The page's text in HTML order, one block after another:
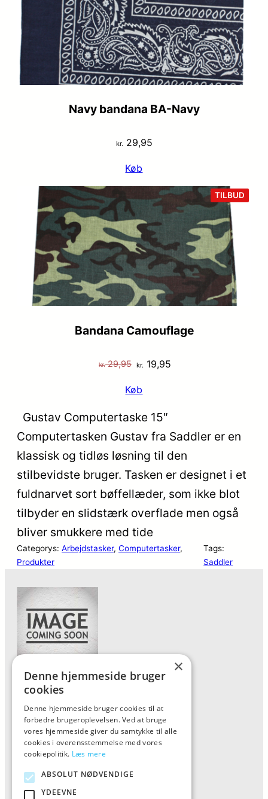
Navy bandana BA-Navy
kr.29,95
Køb
TILBUD
PÅ
Bandana Camouflage
kr.29,95 Den
pris
var:
kr. 19,95
Køb
Gustav Computertaske 15″
Computertasken Gustav fra Saddler er en
klassisk og tidløs løsning til den
stilbevidste bruger. Tasken er designet i et
fuldnarvet sort bøffellæder, som ikke blot
tilbyder en slidstærk overflade men også
bliver smukkere med tide
Categorys: Arbejdstasker, Computertasker
Produkter
Tags:
Saddler
Forside
Vis alle produkter
Kontakt
Oversigt artikler
ALFA
×
Denne hjemmeside bruger
cookies
Denne hjemmeside bruger cookies til at
forbedre brugeroplevelsen. Ved at bruge
vores hjemmeside giver du samtykke til alle
cookies i overensstemmelse med vores
cookiepolitik. Læs mere
ABSOLUT NØDVENDIGE
YDEEVNE